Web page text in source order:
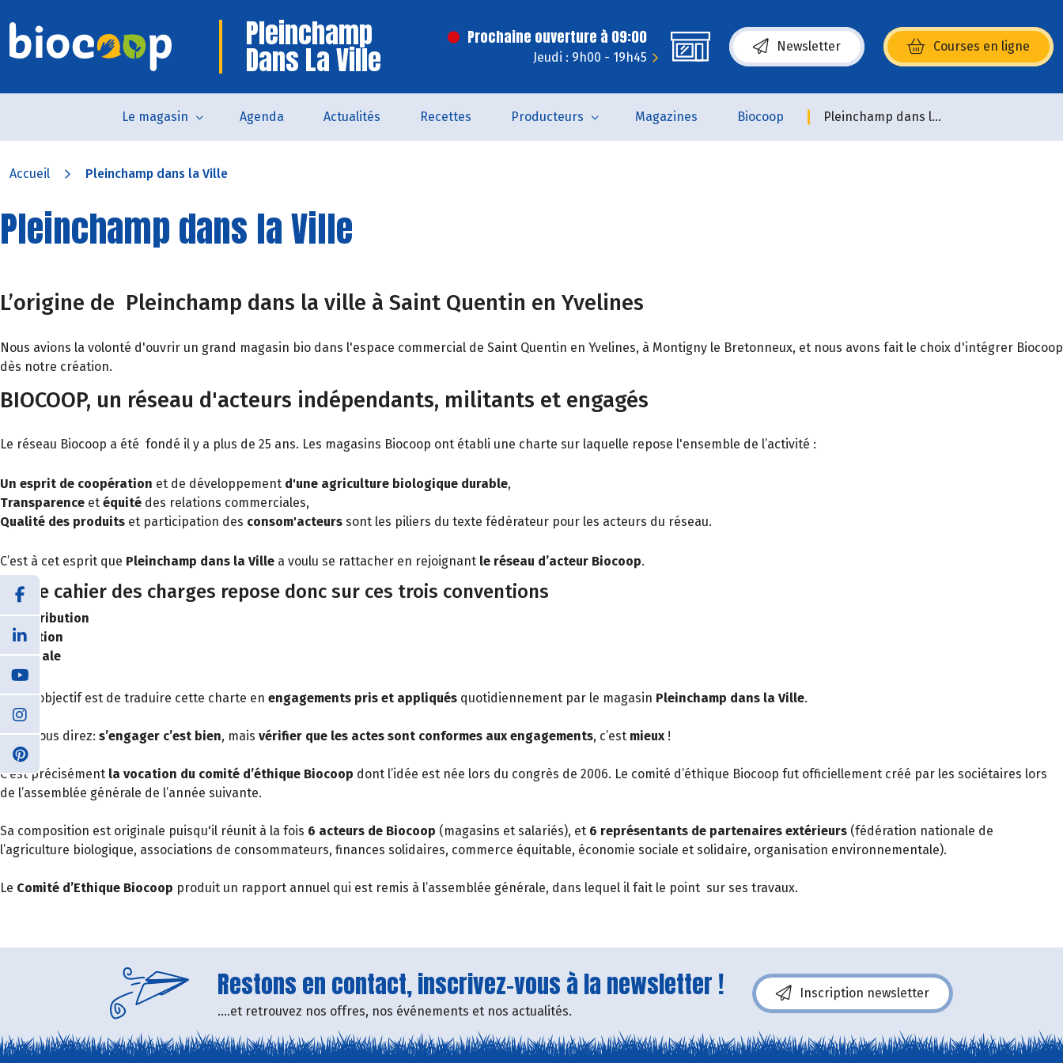
Pleinchamp
Dans La Ville
Prochaine ouverture à 09:00
Jeudi : 9h00 - 19h45
Newsletter Courses en ligne
(s’ouvre dans une nouvelle fenêtre)
Le magasin Agenda Actualités Recettes Producteurs Magazines Biocoop Pleinchamp dans la Ville
Accueil Pleinchamp dans la Ville
Pleinchamp dans la Ville
L’origine de Pleinchamp dans la ville à Saint Quentin en Yvelines
Nous avions la volonté d'ouvrir un grand magasin bio dans l'espace commercial de Saint Quentin en Yvelines, à Montigny le Bretonneux, et nous avons fait le choix d'intégrer Biocoop
dès notre création.
BIOCOOP, un réseau d'acteurs indépendants, militants et engagés
Le réseau Biocoop a été fondé il y a plus de 25 ans. Les magasins Biocoop ont établi une charte sur laquelle repose l'ensemble de l’activité :
Un esprit de coopération et de développement d'une agriculture biologique durable,
Transparence et équité des relations commerciales,
Qualité des produits et participation des consom'acteurs sont les piliers du texte fédérateur pour les acteurs du réseau.
C’est à cet esprit que Pleinchamp dans la Ville a voulu se rattacher en rejoignant le réseau d’acteur Biocoop.
Notre cahier des charges repose donc sur ces trois conventions
Distribution
Gestion
Sociale
Notre objectif est de traduire cette charte en engagements pris et appliqués quotidiennement par le magasin Pleinchamp dans la Ville.
Vous nous direz: s’engager c’est bien, mais vérifier que les actes sont conformes aux engagements, c’est mieux !
C’est précisément la vocation du comité d’éthique Biocoop dont l’idée est née lors du congrès de 2006. Le comité d’éthique Biocoop fut officiellement créé par les sociétaires lors
de l’assemblée générale de l’année suivante.
Sa composition est originale puisqu'il réunit à la fois 6 acteurs de Biocoop (magasins et salariés), et 6 représentants de partenaires extérieurs (fédération nationale de
l’agriculture biologique, associations de consommateurs, finances solidaires, commerce équitable, économie sociale et solidaire, organisation environnementale).
Le Comité d’Ethique Biocoop produit un rapport annuel qui est remis à l’assemblée générale, dans lequel il fait le point sur ses travaux.
Restons en contact, inscrivez-vous à la newsletter !
....et retrouvez nos offres, nos événements et nos actualités.
Inscription newsletter